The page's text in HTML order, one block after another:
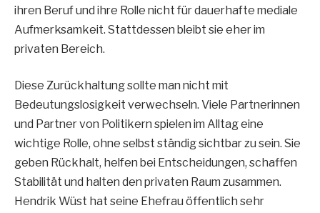
ihren Beruf und ihre Rolle nicht für dauerhafte mediale
Aufmerksamkeit. Stattdessen bleibt sie eher im
privaten Bereich.
Diese Zurückhaltung sollte man nicht mit
Bedeutungslosigkeit verwechseln. Viele Partnerinnen
und Partner von Politikern spielen im Alltag eine
wichtige Rolle, ohne selbst ständig sichtbar zu sein. Sie
geben Rückhalt, helfen bei Entscheidungen, schaffen
Stabilität und halten den privaten Raum zusammen.
Hendrik Wüst hat seine Ehefrau öffentlich sehr